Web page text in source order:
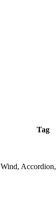
Tag
Wind,